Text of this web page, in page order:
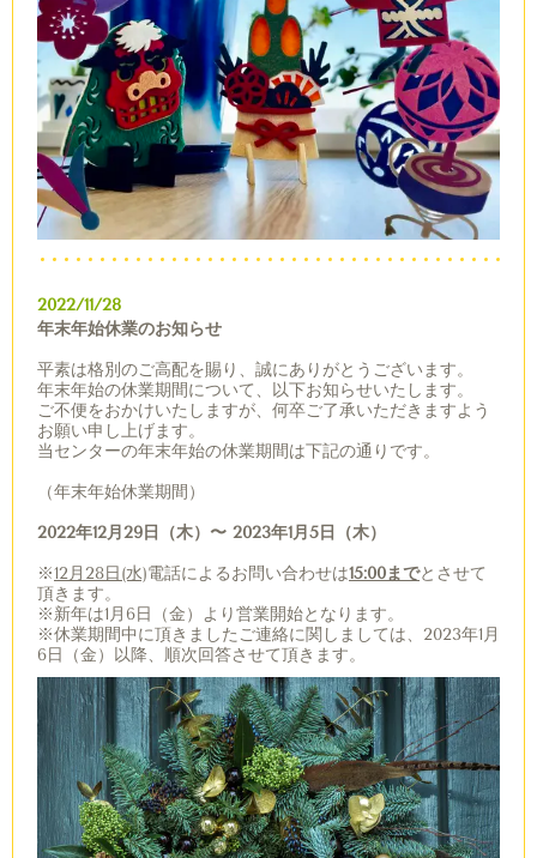
2022/11/28
年末年始休業のお知らせ
平素は格別のご高配を賜り、誠にありがとうございます。
年末年始の休業期間について、以下お知らせいたします。
ご不便をおかけいたしますが、何卒ご了承いただきますよう
お願い申し上げます。
当センターの年末年始の休業期間は下記の通りです。
（年末年始休業期間）
2022年12月29日（木）〜 2023年1月5日（木）
※12月28日(水)電話によるお問い合わせは15:00までとさせて
頂きます。
※新年は1月6日（金）より営業開始となります。
※休業期間中に頂きましたご連絡に関しましては、2023年1月
6日（金）以降、順次回答させて頂きます。